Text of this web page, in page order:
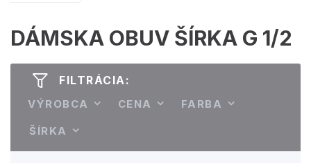
DÁMSKA OBUV ŠÍRKA G 1/2
FILTRÁCIA:
VÝROBCA CENA FARBA
ŠÍRKA